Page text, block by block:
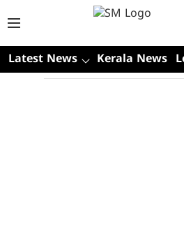
Latest News Kerala News